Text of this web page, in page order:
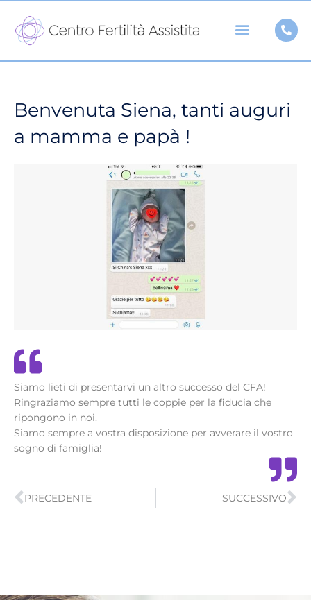
contenuto
Benvenuta Siena, tanti auguri
a mamma e papà !
Siamo lieti di presentarvi un altro successo del CFA!
Ringraziamo sempre tutti le coppie per la fiducia che
ripongono in noi.
Siamo sempre a vostra disposizione per avverare il vostro
sogno di famiglia!
Precedente
PRECEDENTE SUCCESSIVO